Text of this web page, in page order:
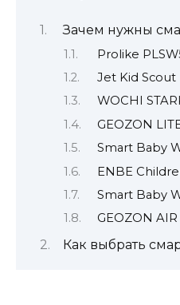
Зачем нужны
Prolike
Jet Kid Scout
WOCHI
GEOZON
Smart Baby
ENBE
Smart Baby
GEOZON AIR
Как выбрать